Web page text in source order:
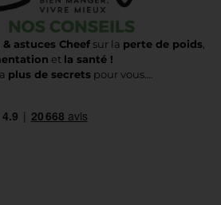
astuces Cheefsur la perte de poids,
et la santé !
plus de secretspour vous….